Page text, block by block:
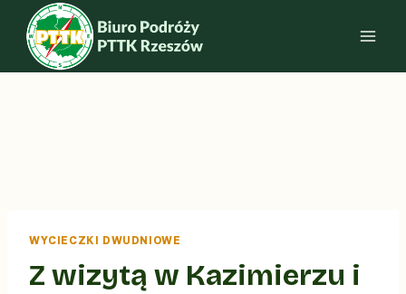
Przejdź
treści
WYCIECZKI DWUDNIOWE
Z wizytą w Kazimierzu i